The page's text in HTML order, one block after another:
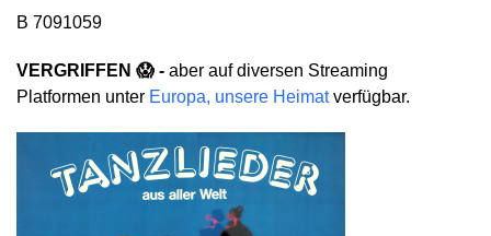
B 7091059
VERGRIFFEN 😱 - aber auf diversen Streaming
Platformen unter Europa, unsere Heimatverfügbar.